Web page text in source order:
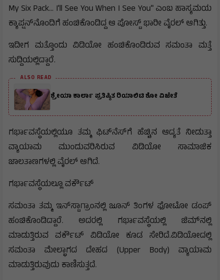
My Six Pack… I'll See You When I See You" ಎಂಬ ಹಾಸ್ಯಮಯ
ಕ್ಯಾಪ್ಷನ್‌ನೊಂದಿಗೆ ಹಂಚಿಕೊಂಡಿದ್ದ ಆ ಪೋಸ್ಟ್ ಭಾರೀ ವೈರಲ್ ಆಗಿತ್ತು.
ಇದೀಗ ಮತ್ತೊಂದು ವಿಡಿಯೋ ಹಂಚಿಕೊಂಡಿರುವ ಸಮಂತಾ ಮತ್ತೆ
ಸುದ್ದಿಯಲ್ಲಿದ್ದಾರೆ.
ALSO READ
ಶ್ರೇಯಾ ಕಾರ್ಲಾ ಪ್ರತಿಷ್ಠಿತ ರಿಯಾಲಿಟಿ ಶೋ ವಿಜೇತೆ
ಗರ್ಭಾವಸ್ಥೆಯಲ್ಲಿಯೂ ತಮ್ಮ ಫಿಟ್‌ನೆಸ್‌ಗೆ ಹೆಚ್ಚಿನ ಆದ್ಯತೆ ನೀಡುತ್ತಾ
ವ್ಯಾಯಾಮ ಮುಂದುವರಿಸಿರುವ ವಿಡಿಯೋ ಸಾಮಾಜಿಕ
ಜಾಲತಾಣಗಳಲ್ಲಿ ವೈರಲ್ ಆಗಿದೆ.
ಗರ್ಭಾವಸ್ಥೆಯಲ್ಲೂ ವರ್ಕೌಟ್
ಸಮಂತಾ ತಮ್ಮ ಇನ್‌ಸ್ಟಾಗ್ರಾಂನಲ್ಲಿ ಜೂನ್ ತಿಂಗಳ ಫೋಟೋ ಡಂಪ್
ಹಂಚಿಕೊಂಡಿದ್ದಾರೆ. ಅದರಲ್ಲಿ ಗರ್ಭಾವಸ್ಥೆಯಲ್ಲಿ ಜಿಮ್‌ನಲ್ಲಿ
ಮಾಡುತ್ತಿರುವ ವರ್ಕೌಟ್ ವಿಡಿಯೋ ಕೂಡ ಸೇರಿದೆ.ವಿಡಿಯೋದಲ್ಲಿ
ಸಮಂತಾ ಮೇಲ್ಭಾಗದ ದೇಹದ (Upper Body) ವ್ಯಾಯಾಮ
ಮಾಡುತ್ತಿರುವುದು ಕಾಣಿಸುತ್ತದೆ.